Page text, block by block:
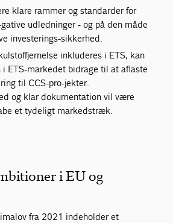
klare rammer og standarder for
udledninger - og på den måde
investerings-sikkerhed.
inkluderes i ETS, kan
ETS-markedet bidrage til at aflaste
til CCS-pro-jekter.
og klar dokumentation vil være
et tydeligt markedstræk.
i EU og
fra 2021 indeholder et